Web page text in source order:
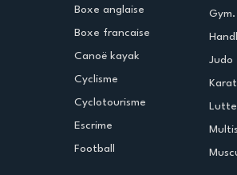
Boxe anglaise
Boxe francaise
Canoë kayak
Cyclisme
Cyclotourisme
Escrime
Football
Judo
Lutte